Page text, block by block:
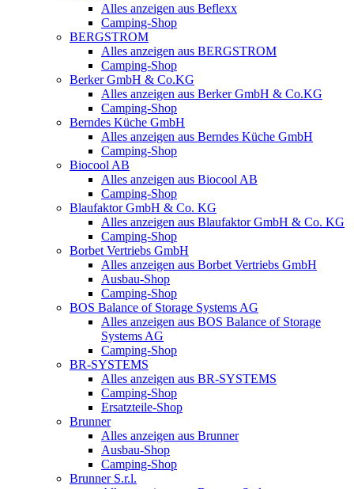
Alles anzeigen aus Beflexx
Camping-Shop
BERGSTROM
Alles anzeigen aus BERGSTROM
Camping-Shop
Berker GmbH & Co.KG
Alles anzeigen aus Berker GmbH & Co.KG
Camping-Shop
Berndes Küche GmbH
Alles anzeigen aus Berndes Küche GmbH
Camping-Shop
Biocool AB
Alles anzeigen aus Biocool AB
Camping-Shop
Blaufaktor GmbH & Co. KG
Alles anzeigen aus Blaufaktor GmbH & Co. KG
Camping-Shop
Borbet Vertriebs GmbH
Alles anzeigen aus Borbet Vertriebs GmbH
Ausbau-Shop
Camping-Shop
BOS Balance of Storage Systems AG
Alles anzeigen aus BOS Balance of Storage
Systems AG
Camping-Shop
BR-SYSTEMS
Alles anzeigen aus BR-SYSTEMS
Camping-Shop
Ersatzteile-Shop
Brunner
Alles anzeigen aus Brunner
Ausbau-Shop
Camping-Shop
Brunner S.r.l.